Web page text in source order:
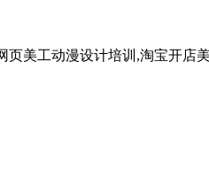
美工动漫设计培训,淘宝开店